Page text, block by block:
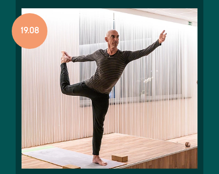
19.08